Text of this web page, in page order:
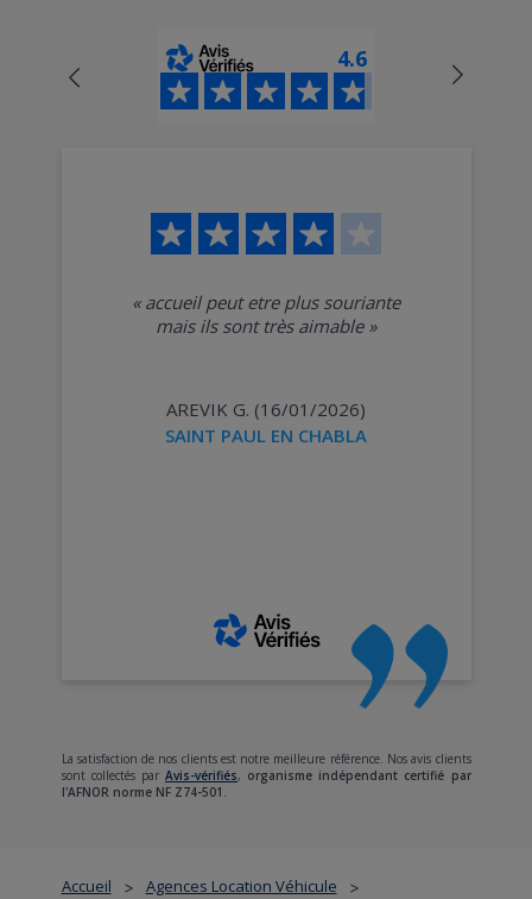
Accueil > Agences Location Véhicule >
4.6
« accueil peut etre plus souriante
mais ils sont très aimable»
AREVIK G. (16/01/2026)
SAINT PAUL EN CHABLA
La satisfaction de nos clients est notre meilleure référence. Nos avis clients
sont collectés par Avis-vérifiés, organisme indépendant certifié par
l'AFNOR norme NF Z74-501.